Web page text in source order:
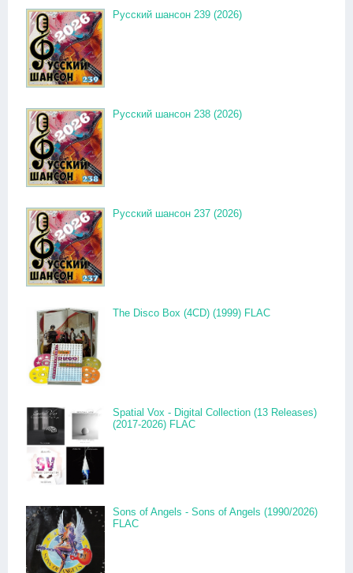
Русский шансон 239 (2026)
Русский шансон 238 (2026)
Русский шансон 237 (2026)
The Disco Box (4CD) (1999) FLAC
Spatial Vox - Digital Collection (13 Releases)
(2017-2026) FLAC
Sons of Angels - Sons of Angels (1990/2026)
FLAC